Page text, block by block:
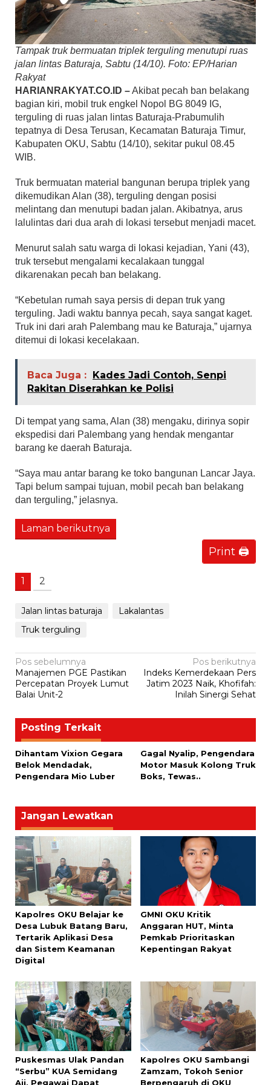
Tampak truk bermuatan triplek terguling menutupi ruas
jalan lintas Baturaja, Sabtu (14/10). Foto: EP/Harian
Rakyat
HARIANRAKYAT.CO.ID –Akibat pecah ban belakang
bagian kiri, mobil truk engkel Nopol BG 8049 IG,
terguling di ruas jalan lintas Baturaja-Prabumulih
tepatnya di Desa Terusan, Kecamatan Baturaja Timur,
Kabupaten OKU, Sabtu (14/10), sekitar pukul 08.45
WIB.
Truk bermuatan material bangunan berupa triplek yang
dikemudikan Alan (38), terguling dengan posisi
melintang dan menutupi badan jalan. Akibatnya, arus
lalulintas dari dua arah di lokasi tersebut menjadi macet.
Menurut salah satu warga di lokasi kejadian, Yani (43),
truk tersebut mengalami kecalakaan tunggal
dikarenakan pecah ban belakang.
“Kebetulan rumah saya persis di depan truk yang
terguling. Jadi waktu bannya pecah, saya sangat kaget.
Truk ini dari arah Palembang mau ke Baturaja,” ujarnya
ditemui di lokasi kecelakaan.
Baca Juga : Kades Jadi Contoh, Senpi
Rakitan Diserahkan ke Polisi
Di tempat yang sama, Alan (38) mengaku, dirinya sopir
ekspedisi dari Palembang yang hendak mengantar
barang ke daerah Baturaja.
“Saya mau antar barang ke toko bangunan Lancar Jaya.
Tapi belum sampai tujuan, mobil pecah ban belakang
dan terguling,” jelasnya.
Laman berikutnya
Print 🖨
1 2
Jalan lintas baturaja
Lakalantas
Truk terguling
Navigasi
pos
Pos sebelumnya
Manajemen PGE Pastikan
Percepatan Proyek Lumut
Balai Unit-2
Pos berikutnya
Indeks Kemerdekaan Pers
Jatim 2023 Naik, Khofifah:
Inilah Sinergi Sehat
Posting Terkait
Dihantam Vixion Gegara
Belok Mendadak,
Pengendara Mio Luber
Gagal Nyalip, Pengendara
Motor Masuk Kolong Truk
Boks, Tewas..
Jangan Lewatkan
Kapolres OKU Belajar ke
Desa Lubuk Batang Baru,
Tertarik Aplikasi Desa
dan Sistem Keamanan
Digital
GMNI OKU Kritik
Anggaran HUT, Minta
Pemkab Prioritaskan
Kepentingan Rakyat
Puskesmas Ulak Pandan
“Serbu” KUA Semidang
Aji, Pegawai Dapat
Kapolres OKU Sambangi
Zamzam, Tokoh Senior
Berpengaruh di OKU